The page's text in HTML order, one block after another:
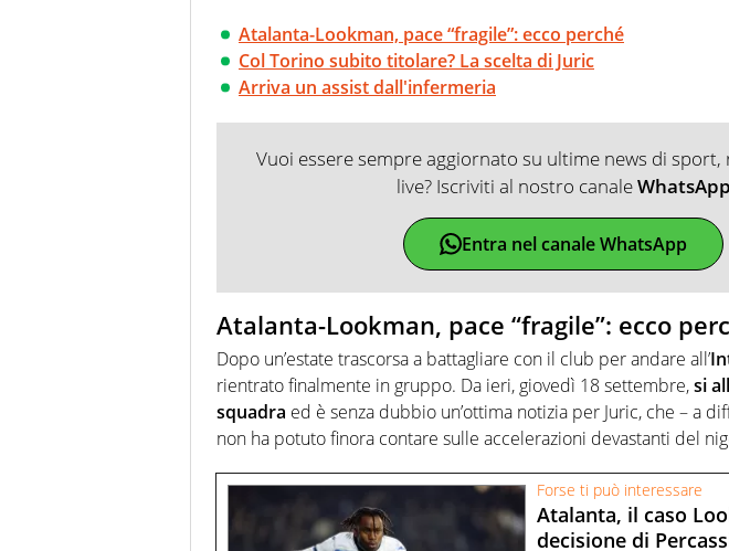
Atalanta-Lookman, pace “fragile”: ecco perché
Col Torino subito titolare? La scelta di Juric
Arriva un assist dall'infermeria
Vuoi essere sempre aggiornato su ultime news di
live? Iscriviti al nostro canaleWhatsApp
Entra nel canale WhatsApp
Atalanta-Lookman, pace “fragile”: ecco
Dopo un’estate trascorsa a battagliare con il club per andare all’
rientrato finalmente in gruppo. Da ieri, giovedì 18 settembre,si
squadra ed è senza dubbio un’ottima notizia per Juric, che – a
non ha potuto finora contare sulle accelerazioni devastanti del
Forse ti può interessare
Atalanta, il caso
decisione di